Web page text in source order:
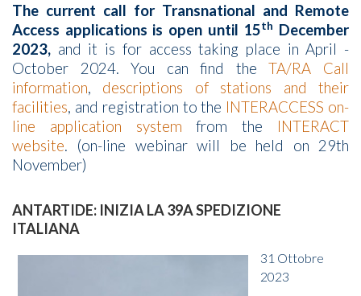
The current call for Transnational and Remote
Access applications is open until 15th December
2023, and it is for access taking place in April -
October 2024. You can find theTA/RA Call
information, descriptions of stations and their
facilities, and registration to the INTERACCESS on-
line application system from the INTERACT
website. (on-line webinar will be held on 29th
November)
ANTARTIDE: INIZIA LA 39A SPEDIZIONE
ITALIANA
31 Ottobre
2023